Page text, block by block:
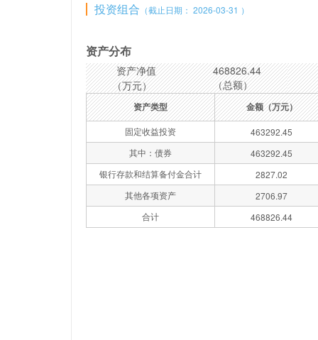
投资组合 （截止日期： 2026-03-31 ）
资产分布
资产净值
（万元）
468826.44
（总额）
资产类型 金额（万元）
固定收益投资
463292.45
其中：债券
463292.45
银行存款和结算备付金合计
2827.02
其他各项资产
2706.97
合计
468826.44